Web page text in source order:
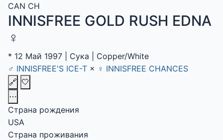
CAN CH
INNISFREE GOLD RUSH EDNA
♀
* 12 Май 1997 Сука
Copper/White
♂ INNISFREE'S ICE-T × ♀ INNISFREE CHANCES
🔗 🤍
⋯
Страна рождения
USA
Страна проживания